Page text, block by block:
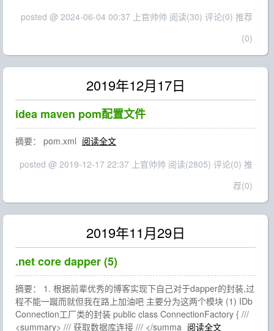
posted @ 2024-06-04 00:37 上官帅帅 阅读(30) 评论(0) 推荐
(0)
2019年12月17日
idea maven pom配置文件
摘要： pom.xml 阅读全文
posted @ 2019-12-17 22:37 上官帅帅 阅读(2805) 评论(0) 推
荐(0)
2019年11月29日
.net core dapper (5)
摘要： 1. 根据前辈优秀的博客实现下自己对于dapper的封装,过
程不能一蹴而就但我在路上加油吧 主要分为这两个模块 (1) IDb
Connection工厂类的封装 public class ConnectionFactory { ///
<summary> /// 获取数据库连接 /// </summa 阅读全文